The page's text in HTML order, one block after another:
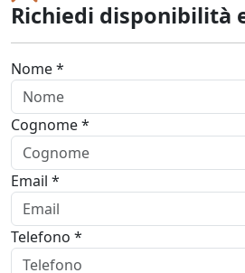
Richiedi disponibilità
Nome *
Cognome *
Email *
Telefono *